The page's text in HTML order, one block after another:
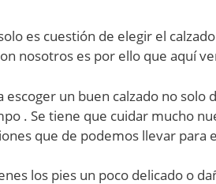
es cuestión de elegir el
nosotros es por ello que aquí
escoger un buen calzado no
. Se tiene que cuidar mucho
que de podemos llevar para
los pies un poco delicado o